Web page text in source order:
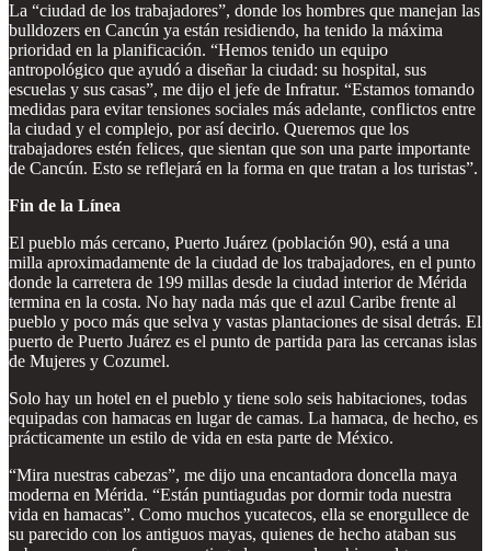
La “ciudad de los trabajadores”, donde los hombres que manejan las
bulldozers en Cancún ya están residiendo, ha tenido la máxima
prioridad en la planificación. “Hemos tenido un equipo
antropológico que ayudó a diseñar la ciudad: su hospital, sus
escuelas y sus casas”, me dijo el jefe de Infratur. “Estamos tomando
medidas para evitar tensiones sociales más adelante, conflictos entre
la ciudad y el complejo, por así decirlo. Queremos que los
trabajadores estén felices, que sientan que son una parte importante
de Cancún. Esto se reflejará en la forma en que tratan a los turistas”.
Fin de la Línea
El pueblo más cercano, Puerto Juárez (población 90), está a una
milla aproximadamente de la ciudad de los trabajadores, en el punto
donde la carretera de 199 millas desde la ciudad interior de Mérida
termina en la costa. No hay nada más que el azul Caribe frente al
pueblo y poco más que selva y vastas plantaciones de sisal detrás. El
puerto de Puerto Juárez es el punto de partida para las cercanas islas
de Mujeres y Cozumel.
Solo hay un hotel en el pueblo y tiene solo seis habitaciones, todas
equipadas con hamacas en lugar de camas. La hamaca, de hecho, es
prácticamente un estilo de vida en esta parte de México.
“Mira nuestras cabezas”, me dijo una encantadora doncella maya
moderna en Mérida. “Están puntiagudas por dormir toda nuestra
vida en hamacas”. Como muchos yucatecos, ella se enorgullece de
su parecido con los antiguos mayas, quienes de hecho ataban sus